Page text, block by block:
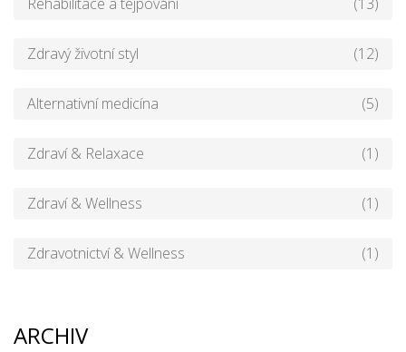
Zdravý životní styl (12)
Alternativní medicína (5)
Zdraví & Relaxace (1)
Zdraví & Wellness (1)
Zdravotnictví & Wellness (1)
ARCHIV